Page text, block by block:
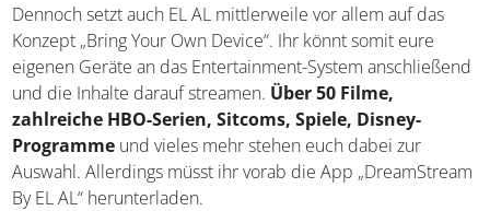
Dennoch setzt auch EL AL mittlerweile vor allem auf das
Konzept „Bring Your Own Device“. Ihr könnt somit eure
eigenen Geräte an das Entertainment-System anschließend
und die Inhalte darauf streamen. Über 50 Filme,
zahlreiche HBO-Serien, Sitcoms, Spiele, Disney-
Programme und vieles mehr stehen euch dabei zur
Auswahl. Allerdings müsst ihr vorab die App „DreamStream
By EL AL“ herunterladen.